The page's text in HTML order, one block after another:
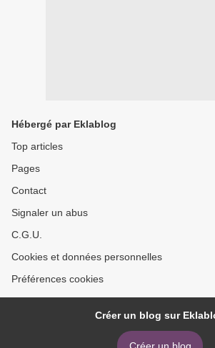
Hébergé par Eklablog
Top articles
Pages
Contact
Signaler un abus
C.G.U.
Cookies et données personnelles
Préférences cookies
Créer un blog sur